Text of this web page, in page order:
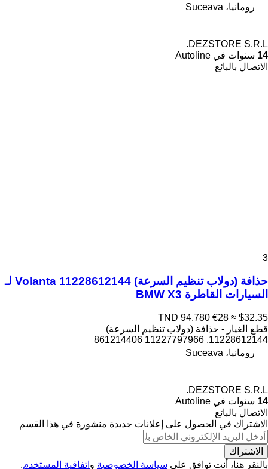
رومانيا، Suceava
DEZSTORE S.R.L.
14 سنوات في Autoline
الاتصال بالبائع
3
حذافة (دولاب تنظيم السرعة) Volanta 11228612144 لـ
السيارات القاطرة BMW X3
TND 94.780 €28 ≈ $32.35
قطع الغيار - حذافة (دولاب تنظيم السرعة)
11228612144, 11227797966 861214406
رومانيا، Suceava
DEZSTORE S.R.L.
14 سنوات في Autoline
الاتصال بالبائع
الاشتراك في الحصول على إعلانات جديدة منشورة في هذا القسم
الاشتراك
بالنقر هنا، أنت توافق على سياسة الخصوصية و اتفاقية المستخدم.